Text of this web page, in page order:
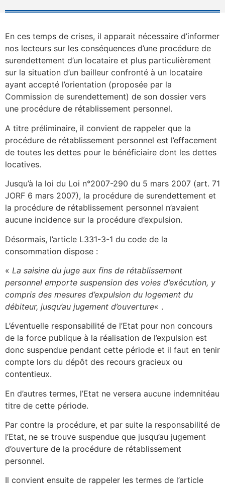
En ces temps de crises, il apparait nécessaire d’informer
nos lecteurs sur les conséquences d’une procédure de
surendettement d’un locataire et plus particulièrement
sur la situation d’un bailleur confronté à un locataire
ayant accepté l’orientation (proposée par la
Commission de surendettement) de son dossier vers
une procédure de rétablissement personnel.
A titre préliminaire, il convient de rappeler que la
procédure de rétablissement personnel est l’effacement
de toutes les dettes pour le bénéficiaire dont les dettes
locatives.
Jusqu’à la loi du Loi n°2007-290 du 5 mars 2007 (art. 71
JORF 6 mars 2007), la procédure de surendettement et
la procédure de rétablissement personnel n’avaient
aucune incidence sur la procédure d’expulsion.
Désormais, l’article L331-3-1 du code de la
consommation dispose :
« La saisine du juge aux fins de rétablissement
personnel emporte suspension des voies d’exécution, y
compris des mesures d’expulsion du logement du
débiteur, jusqu’au jugement d’ouverture« .
L’éventuelle responsabilité de l’Etat pour non concours
de la force publique à la réalisation de l’expulsion est
donc suspendue pendant cette période et il faut en tenir
compte lors du dépôt des recours gracieux ou
contentieux.
En d’autres termes, l’Etat ne versera aucune indemnitéau
titre de cette période.
Par contre la procédure, et par suite la responsabilité de
l’Etat, ne se trouve suspendue que jusqu’au jugement
d’ouverture de la procédure de rétablissement
personnel.
Il convient ensuite de rappeler les termes de l’article